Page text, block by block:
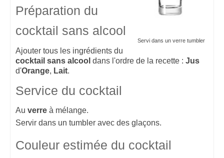
Servi dans un verre tumbler
Préparation du
cocktail sans alcool
Ajouter tous les ingrédients du
cocktail sans alcool dans l'ordre de la recette : Jus
d'Orange, Lait.
Service du cocktail
Au verre à mélange.
Servir dans un tumbler avec des glaçons.
Couleur estimée du cocktail